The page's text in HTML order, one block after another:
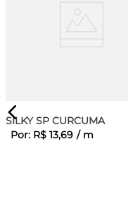
SILKY SP CURCUMA
Por: R$ 13,69 / m